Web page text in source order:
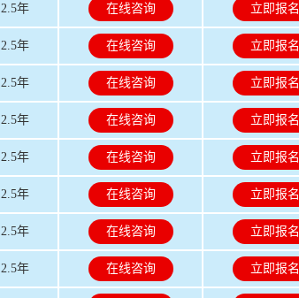
2.5年 在线咨询 立即报名
2.5年 在线咨询 立即报名
2.5年 在线咨询 立即报名
2.5年 在线咨询 立即报名
2.5年 在线咨询 立即报名
2.5年 在线咨询 立即报名
2.5年 在线咨询 立即报名
2.5年 在线咨询 立即报名